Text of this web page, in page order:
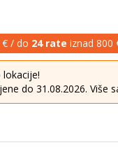
/ do 24 rate iznad 800
lokacije!
do 31.08.2026. Više